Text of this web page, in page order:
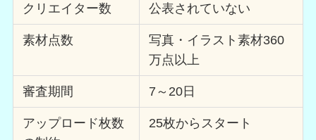
クリエイター数 公表されていない
素材点数
写真・イラスト素材360
万点以上
審査期間 7～20日
アップロード枚数
25枚からスタート